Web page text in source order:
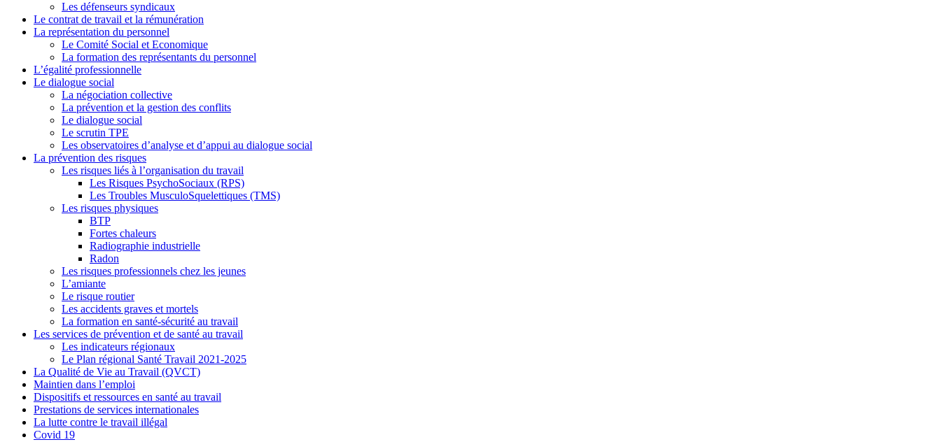
Les défenseurs syndicaux
Le contrat de travail et la rémunération
La représentation du personnel
Le Comité Social et Economique
La formation des représentants du personnel
L’égalité professionnelle
Le dialogue social
La négociation collective
La prévention et la gestion des conflits
Le dialogue social
Le scrutin TPE
Les observatoires d’analyse et d’appui au dialogue social
La prévention des risques
Les risques liés à l’organisation du travail
Les Risques PsychoSociaux (RPS)
Les Troubles MusculoSquelettiques (TMS)
Les risques physiques
BTP
Fortes chaleurs
Radiographie industrielle
Radon
Les risques professionnels chez les jeunes
L’amiante
Le risque routier
Les accidents graves et mortels
La formation en santé-sécurité au travail
Les services de prévention et de santé au travail
Les indicateurs régionaux
Le Plan régional Santé Travail 2021-2025
La Qualité de Vie au Travail (QVCT)
Maintien dans l’emploi
Dispositifs et ressources en santé au travail
Prestations de services internationales
La lutte contre le travail illégal
Covid 19